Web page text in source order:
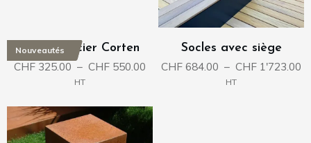
Nouveautés
U-Socle Acier Corten
CHF325.00 – CHF550.00Plage
CHF 325.00
à
HT
Socles avec siège
CHF 684.00 – CHF 1'723.00
HT